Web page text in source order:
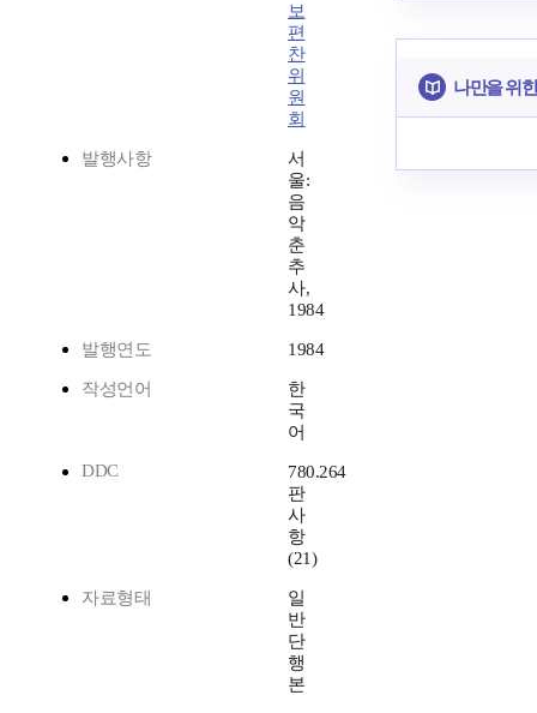
보
편
찬
위
원
회
발행사항
서
울:
음
악
춘
추
사,
1984
발행연도 1984
작성언어
한
국
어
DDC
780.264
판
사
항
(21)
자료형태
일
반
단
행
본
나만을 위